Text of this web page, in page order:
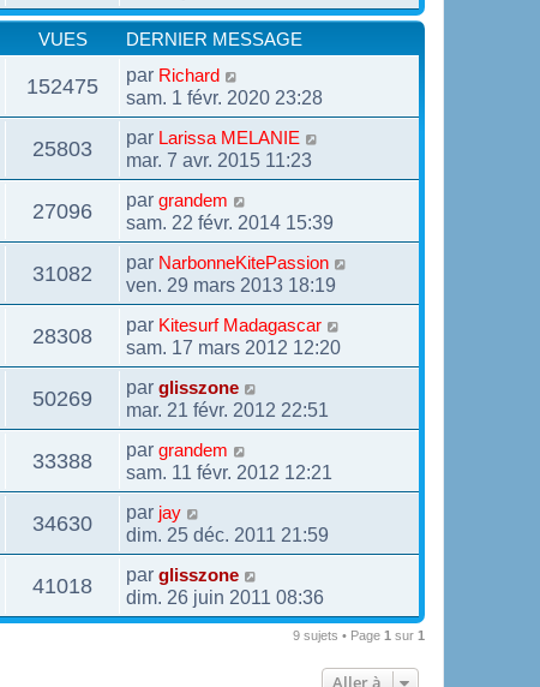
VUES DERNIER MESSAGE
152475 par Richard
sam. 1 févr. 2020 23:28
25803 par Larissa MELANIE
mar. 7 avr. 2015 11:23
27096 par grandem
sam. 22 févr. 2014 15:39
31082 par NarbonneKitePassion
ven. 29 mars 2013 18:19
28308 par Kitesurf Madagascar
sam. 17 mars 2012 12:20
50269 par glisszone
mar. 21 févr. 2012 22:51
33388 par grandem
sam. 11 févr. 2012 12:21
34630 par jay
dim. 25 déc. 2011 21:59
41018 par glisszone
dim. 26 juin 2011 08:36
9 sujets • Page 1 sur 1
Aller à